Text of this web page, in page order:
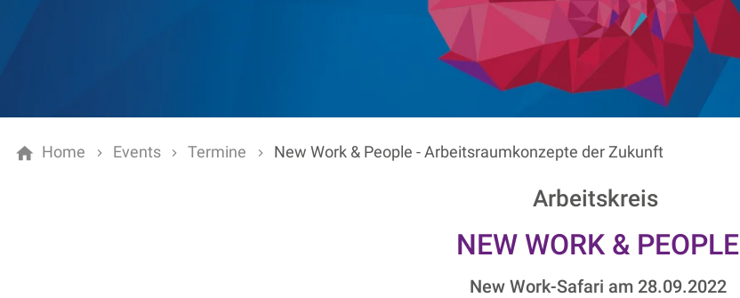
Home Events Termine New Work & People - Arbeitsraumkonzepte der Zukunft
Arbeitskreis
NEW WORK & PEOPLE
New Work-Safari am 28.09.2022